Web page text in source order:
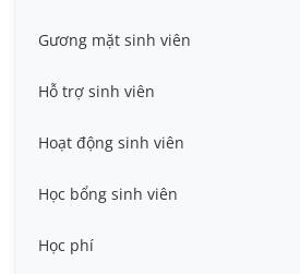
Gương mặt sinh viên
Hỗ trợ sinh viên
Miễn giảm học phí
Nhà ở
Hoạt động sinh viên
Học bổng sinh viên
HB khuyến khích học tập
Học phí